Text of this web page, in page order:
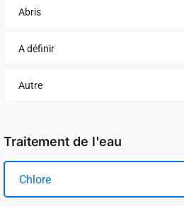
Abris
A définir
Autre
Traitement de l'eau
Chlore